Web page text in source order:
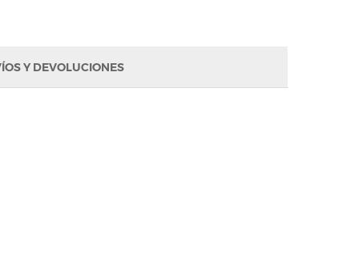
Y DEVOLUCIONES